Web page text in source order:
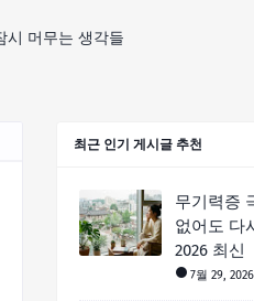
시 머무는 생각들
최근 인기 게시글 추천
무기력증
없어도 다
2026 최신
7월 29, 2026